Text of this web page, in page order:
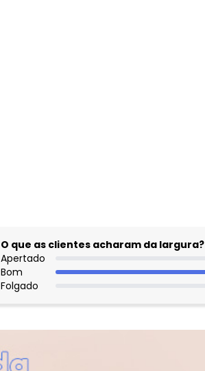
O que as clientes acharam da largura?
Apertado
Bom
Folgado